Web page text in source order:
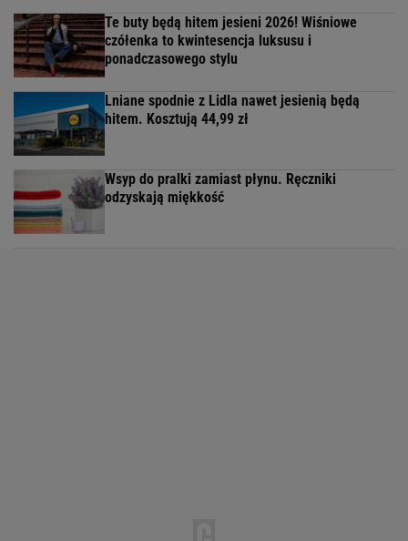
Te buty będą hitem jesieni 2026! Wiśniowe
czółenka to kwintesencja luksusu i
ponadczasowego stylu
Lniane spodnie z Lidla nawet jesienią będą
hitem. Kosztują 44,99 zł
Wsyp do pralki zamiast płynu. Ręczniki
odzyskają miękkość